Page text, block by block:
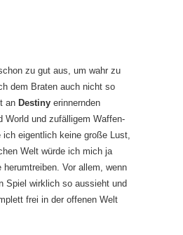
zu gut aus, um wahr zu
dem Braten auch nicht so
an Destiny erinnernden
World und zufälligem Waffen-
ich eigentlich keine große Lust,
Welt würde ich mich ja
Vor allem, wenn
Spiel wirklich so aussieht und
frei in der offenen Welt